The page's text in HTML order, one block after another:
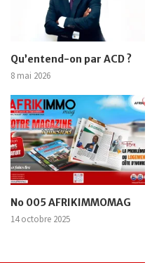
Qu’entend-on par ACD ?
8 mai 2026
No 005 AFRIKIMMOMAG
14 octobre 2025